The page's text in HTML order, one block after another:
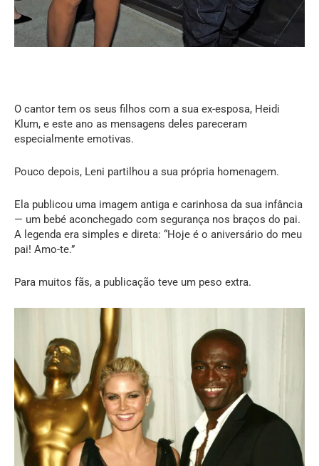
O cantor tem os seus filhos com a sua ex-esposa, Heidi
Klum, e este ano as mensagens deles pareceram
especialmente emotivas.
Pouco depois, Leni partilhou a sua própria homenagem.
Ela publicou uma imagem antiga e carinhosa da sua infância
— um bebé aconchegado com segurança nos braços do pai.
A legenda era simples e direta: “Hoje é o aniversário do meu
pai! Amo-te.”
Para muitos fãs, a publicação teve um peso extra.